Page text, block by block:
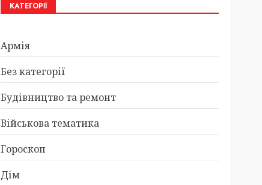
КАТЕГОРІЇ
Армія
Без категорії
Будівництво та ремонт
Військова тематика
Гороскоп
Дім